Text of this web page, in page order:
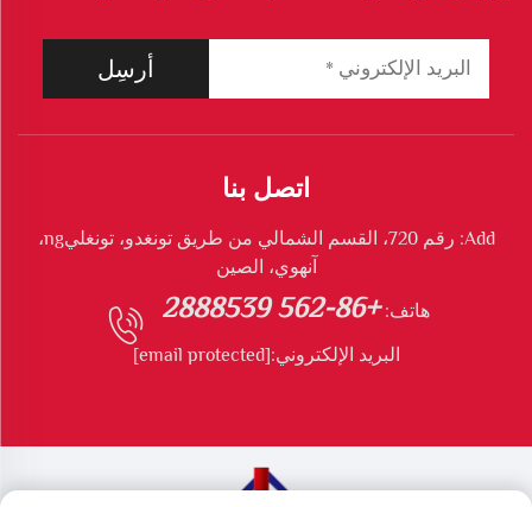
أرسِل
اتصل بنا
Add: رقم 720، القسم الشمالي من طريق تونغدو، تونغليng،
آنهوي، الصين
هاتف: +86-562 2888539
البريد الإلكتروني:[email protected]